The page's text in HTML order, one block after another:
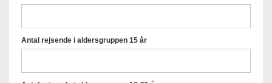
Antal rejsende i aldersgruppen 15 år